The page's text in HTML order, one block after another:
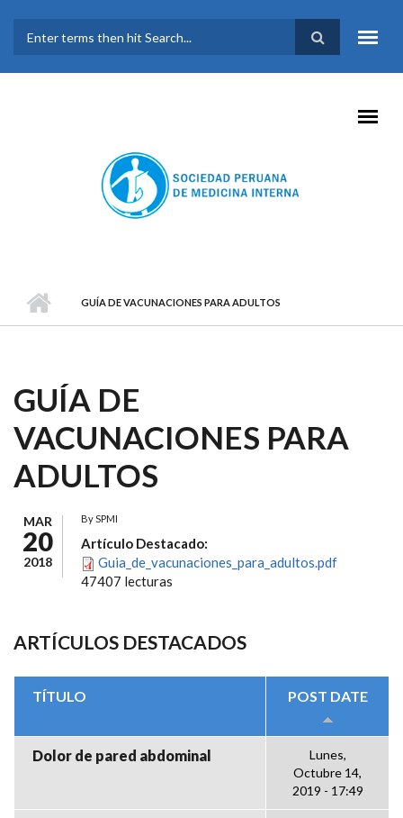
FORMULARIO DE
BÚSQUEDA
GUÍA DE VACUNACIONES PARA ADULTOS
GUÍA DE
VACUNACIONES PARA
ADULTOS
MAR
20
2018
BySPMI
Artículo Destacado:
Guia_de_vacunaciones_para_adultos.pdf
47407 lecturas
ARTÍCULOS DESTACADOS
TÍTULO POST DATE
Dolor de pared abdominal
Lunes,
Octubre 14,
2019 - 17:49